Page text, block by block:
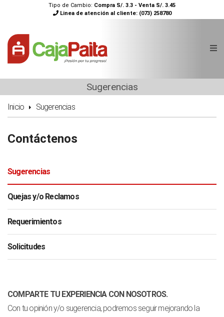
Tipo de Cambio: Compra S/. 3.3 - Venta S/. 3.45
Linea de atención al cliente: (073) 258780
Sugerencias
Inicio Sugerencias
Contáctenos
Sugerencias
Quejas y/o Reclamos
Requerimientos
Solicitudes
COMPARTE TU EXPERIENCIA CON NOSOTROS.
Con tu opinión y/o sugerencia, podremos seguir mejorando la